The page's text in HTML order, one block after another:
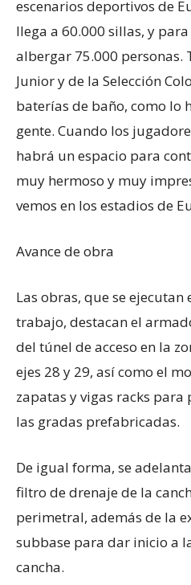
escenarios deportivos de
llega a 60.000 sillas, y
albergar 75.000 personas.
Junior y de la Selección
baterías de baño, como lo
gente. Cuando los
habrá un espacio para
muy hermoso y muy
vemos en los estadios de
Avance de obra
Las obras, que se
trabajo, destacan el
del túnel de acceso en la
ejes 28 y 29, así como el
zapatas y vigas racks
las gradas prefabricadas.
De igual forma, se
filtro de drenaje de la
perimetral, además de la
subbase para dar inicio a
cancha.